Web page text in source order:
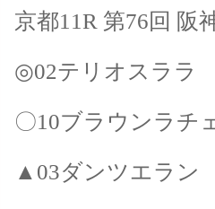
京都11R 第76回 阪
◎02テリオスララ
〇10ブラウンラチ
▲03ダンツエラン